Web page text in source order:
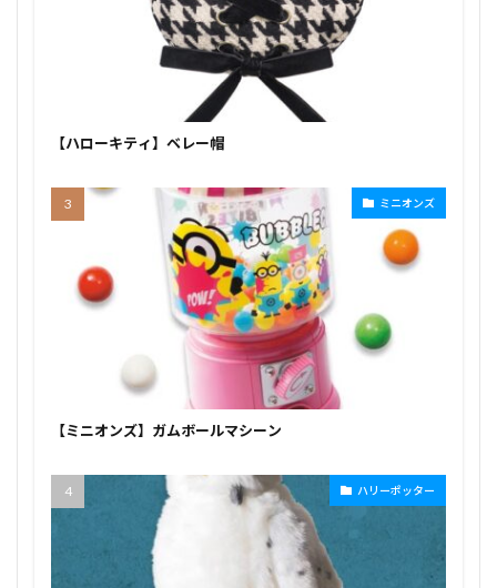
【ハローキティ】ベレー帽
ミニオンズ
【ミニオンズ】ガムボールマシーン
ハリーポッター